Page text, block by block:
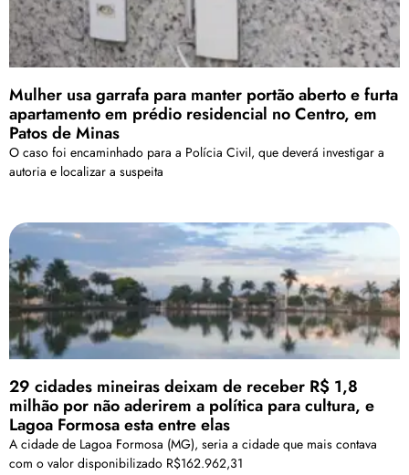
Mulher usa garrafa para manter portão aberto e furta
apartamento em prédio residencial no Centro, em
Patos de Minas
O caso foi encaminhado para a Polícia Civil, que deverá investigar a
autoria e localizar a suspeita
29 cidades mineiras deixam de receber R$ 1,8
milhão por não aderirem a política para cultura, e
Lagoa Formosa esta entre elas
A cidade de Lagoa Formosa (MG), seria a cidade que mais contava
com o valor disponibilizado R$162.962,31